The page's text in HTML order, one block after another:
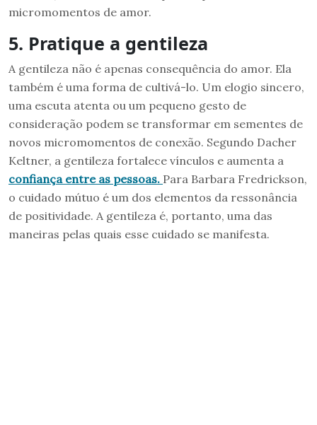
micromomentos de amor.
5. Pratique a gentileza
A gentileza não é apenas consequência do amor. Ela
também é uma forma de cultivá-lo. Um elogio sincero,
uma escuta atenta ou um pequeno gesto de
consideração podem se transformar em sementes de
novos micromomentos de conexão. Segundo Dacher
Keltner, a gentileza fortalece vínculos e aumenta a
confiança entre as pessoas. Para Barbara Fredrickson,
o cuidado mútuo é um dos elementos da ressonância
de positividade. A gentileza é, portanto, uma das
maneiras pelas quais esse cuidado se manifesta.